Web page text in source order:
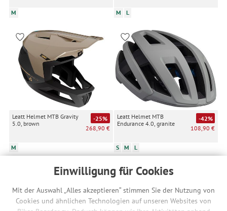
Einwilligung für Cookies
Mit der Auswahl „Alles akzeptieren“ stimmen Sie der Nutzung von
Cookies und ähnlichen Technologien auf unseren Websites von
M M L
Leatt Helmet MTB Gravity
5.0, brown
-25%
268,90 €
M
Leatt Helmet MTB
Endurance 4.0, granite
-42%
108,90 €
S M L